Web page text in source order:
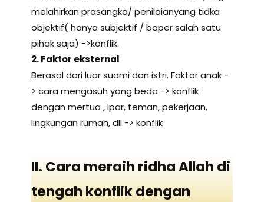
melahirkan prasangka/ penilaianyang tidka
objektif( hanya subjektif / baper salah satu
pihak saja) ->konflik.
2. Faktor eksternal
Berasal dari luar suami dan istri. Faktor anak -
> cara mengasuh yang beda -> konflik
dengan mertua , ipar, teman, pekerjaan,
lingkungan rumah, dll -> konflik
II. Cara meraih ridha Allah di
tengah konflik dengan